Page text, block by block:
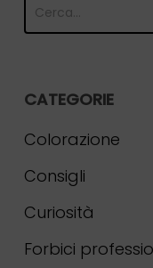
CATEGORIE
Colorazione
Consigli
Curiosità
Forbici